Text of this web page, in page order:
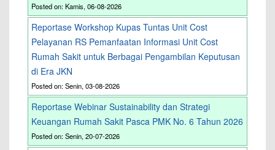
Posted on: Kamis, 06-08-2026
Reportase Workshop Kupas Tuntas Unit Cost
Pelayanan RS Pemanfaatan Informasi Unit Cost
Rumah Sakit untuk Berbagai Pengambilan Keputusan
di Era JKN
Posted on: Senin, 03-08-2026
Reportase Webinar Sustainability dan Strategi
Keuangan Rumah Sakit Pasca PMK No. 6 Tahun 2026
Posted on: Senin, 20-07-2026